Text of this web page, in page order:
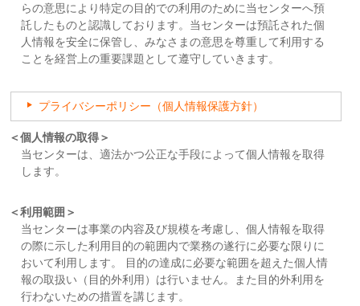
らの意思により特定の目的での利用のために当センターへ預
託したものと認識しております。当センターは預託された個
人情報を安全に保管し、みなさまの意思を尊重して利用する
ことを経営上の重要課題として遵守していきます。
プライバシーポリシー（個人情報保護方針）
＜個人情報の取得＞
当センターは、適法かつ公正な手段によって個人情報を取得
します。
＜利用範囲＞
当センターは事業の内容及び規模を考慮し、個人情報を取得
の際に示した利用目的の範囲内で業務の遂行に必要な限りに
おいて利用します。 目的の達成に必要な範囲を超えた個人情
報の取扱い（目的外利用）は行いません。また目的外利用を
行わないための措置を講じます。